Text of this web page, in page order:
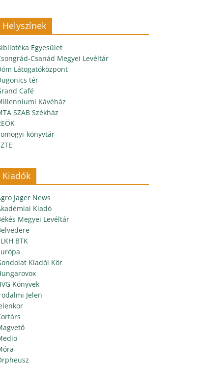
Helyszínek
Egyesület
Csanád Megyei Levéltár
Látogatóközpont
tér
Café
Kávéház
SZAB Székház
könyvtár
Kiadók
Jager News
Kiadó
Megyei Levéltár
BTK
Kiadói Kör
Könyvek
Jelen